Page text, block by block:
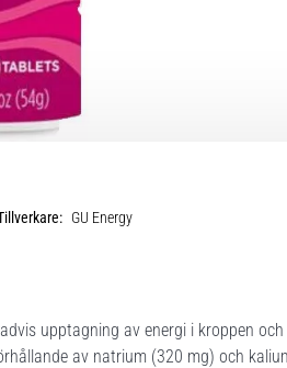
GU Energy
upptagning av energi i kroppen
av natrium (320 mg) och